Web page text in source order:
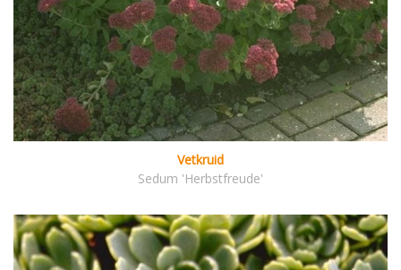
Vetkruid
Sedum 'Herbstfreude'